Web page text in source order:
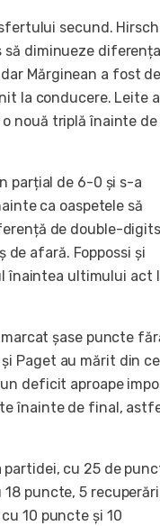
secund.
să diminueze
Mărginean a fost de
la conducere. Leite a
nouă triplă înainte de
parțial de 6-0 și s-a
ca oaspetele să
de double-
de afară. Foppossi și
înaintea ultimului act
șase puncte
Paget au mărit din
deficit aproape
înainte de final,
cu 25 de
puncte, 5
10 puncte și 10